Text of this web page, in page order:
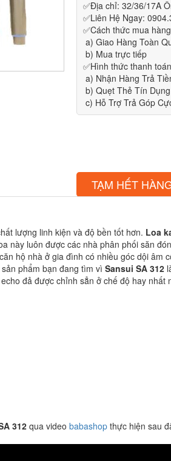
✅Địa chỉ: 32/36/17A
✅Liên Hệ Ngay:
✅Cách thức mua hàng
a) Giao Hàng Toàn
b) Mua trực tiếp
✅Hình thức thanh toán
a) Nhận Hàng Trả
b) Quẹt Thẻ Tín
c) Hỗ Trợ Trả Góp
TẠM HẾT
lượng linh kiện và độ bền tốt hơn. Loa
này luôn được các nhà phân phối săn
hộ nhà ở gia đình có nhiều góc dội
phẩm bạn đang tìm vì Sansui SA 312
đả được chỉnh sẳn ở chế độ hay
312 qua video babashop thực hiện sau